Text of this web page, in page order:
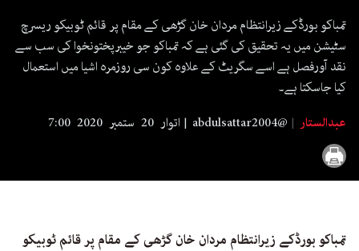
19
تمباکو بورڈکے زیرانتظام مردان خان گڑھی کے مقام پر قائم ٹوبیکو ریسرچ
سٹیشن میں یہ تحقیق کی گئی ہے کہ تمباکو جو خیبرپختونخوا کی سب سے
نقد آورفصل ہے اسے سگریٹ کے علاوہ کون سی روزمرہ اشیا میں استعمال
کیا جاسکتا ہے۔
عبدالستار
abdulsattar2004@ اتوار 20 ستمبر 2020 7:00
تمباکو بورڈکے زیرانتظام مردان خان گڑھی کے مقام پر قائم ٹوبیکو